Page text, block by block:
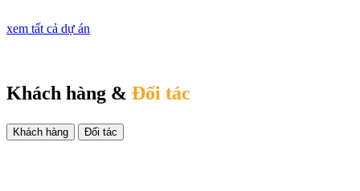
xem tất cả dự án
Khách hàng & Đối tác
Khách hàng Đối tác